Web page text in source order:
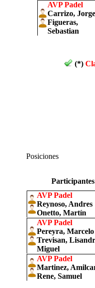
AVP Padel
Carrizo, Jorge
Figueras,
Sebastian
(*)
Posiciones
Participantes
AVP Padel
Reynoso, Andres
Onetto, Martín
AVP Padel
Pereyra, Marcelo
Trevisan,
Miguel
AVP Padel
Martinez,
Rene, Samuel